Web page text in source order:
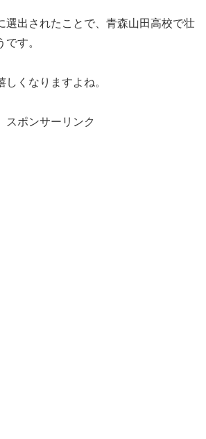
選出されたことで、青森山田高校で壮
す。
くなりますよね。
スポンサーリンク